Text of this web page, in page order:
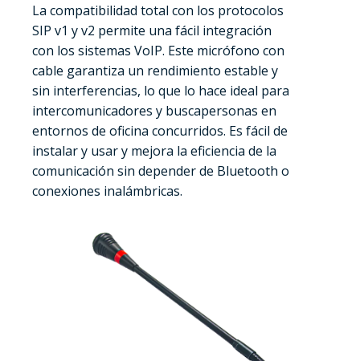
La compatibilidad total con los protocolos
SIP v1 y v2 permite una fácil integración
con los sistemas VoIP. Este micrófono con
cable garantiza un rendimiento estable y
sin interferencias, lo que lo hace ideal para
intercomunicadores y buscapersonas en
entornos de oficina concurridos. Es fácil de
instalar y usar y mejora la eficiencia de la
comunicación sin depender de Bluetooth o
conexiones inalámbricas.